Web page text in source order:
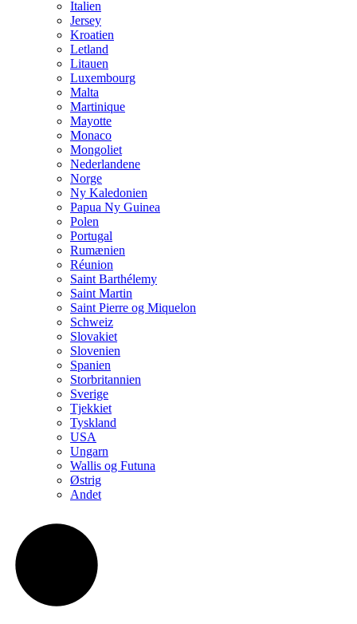
Italien
Jersey
Kroatien
Letland
Litauen
Luxembourg
Malta
Martinique
Mayotte
Monaco
Mongoliet
Nederlandene
Norge
Ny Kaledonien
Papua Ny Guinea
Polen
Portugal
Rumænien
Réunion
Saint Barthélemy
Saint Martin
Saint Pierre og Miquelon
Schweiz
Slovakiet
Slovenien
Spanien
Storbritannien
Sverige
Tjekkiet
Tyskland
USA
Ungarn
Wallis og Futuna
Østrig
Andet